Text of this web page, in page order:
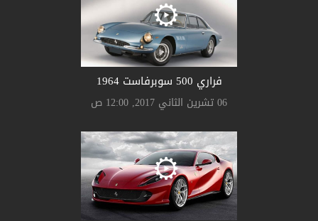
فراري 500 سوبرفاست 1964
06 تشرين الثاني 2017, 12:00 ص